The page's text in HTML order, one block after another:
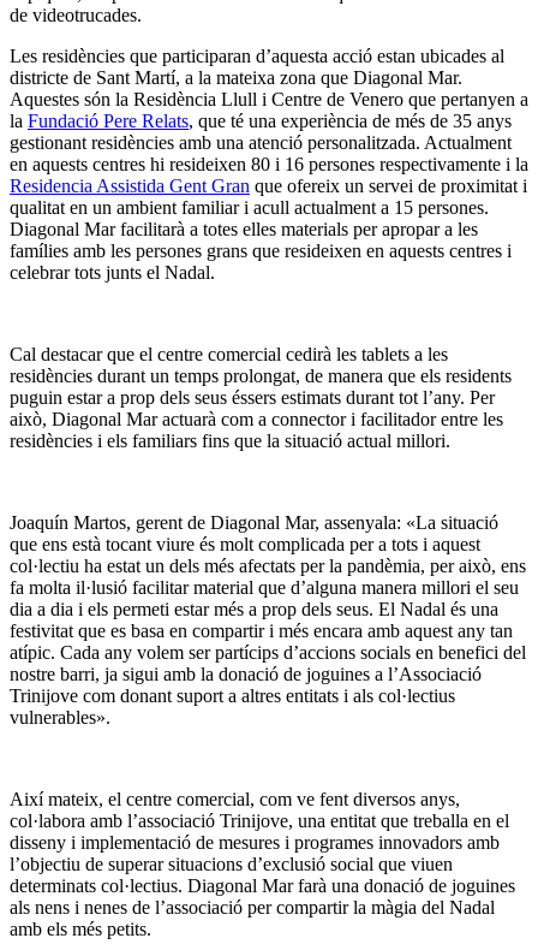
de videotrucades.
Les residències que participaran d’aquesta acció estan ubicades al
districte de Sant Martí, a la mateixa zona que Diagonal Mar.
Aquestes són la Residència Llull i Centre de Venero que pertanyen a
la Fundació Pere Relats, que té una experiència de més de 35 anys
gestionant residències amb una atenció personalitzada. Actualment
en aquests centres hi resideixen 80 i 16 persones respectivamente i la
Residencia Assistida Gent Gran que ofereix un servei de proximitat i
qualitat en un ambient familiar i acull actualment a 15 persones.
Diagonal Mar facilitarà a totes elles materials per apropar a les
famílies amb les persones grans que resideixen en aquests centres i
celebrar tots junts el Nadal.
Cal destacar que el centre comercial cedirà les tablets a les
residències durant un temps prolongat, de manera que els residents
puguin estar a prop dels seus éssers estimats durant tot l’any. Per
això, Diagonal Mar actuarà com a connector i facilitador entre les
residències i els familiars fins que la situació actual millori.
Joaquín Martos, gerent de Diagonal Mar, assenyala: «La situació
que ens està tocant viure és molt complicada per a tots i aquest
col·lectiu ha estat un dels més afectats per la pandèmia, per això, ens
fa molta il·lusió facilitar material que d’alguna manera millori el seu
dia a dia i els permeti estar més a prop dels seus. El Nadal és una
festivitat que es basa en compartir i més encara amb aquest any tan
atípic. Cada any volem ser partícips d’accions socials en benefici del
nostre barri, ja sigui amb la donació de joguines a l’Associació
Trinijove com donant suport a altres entitats i als col·lectius
vulnerables».
Així mateix, el centre comercial, com ve fent diversos anys,
col·labora amb l’associació Trinijove, una entitat que treballa en el
disseny i implementació de mesures i programes innovadors amb
l’objectiu de superar situacions d’exclusió social que viuen
determinats col·lectius. Diagonal Mar farà una donació de joguines
als nens i nenes de l’associació per compartir la màgia del Nadal
amb els més petits.